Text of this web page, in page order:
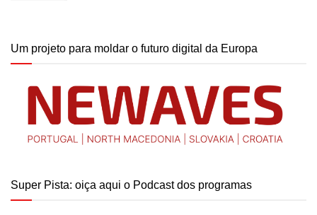
Um projeto para moldar o futuro digital da Europa
Super Pista: oiça aqui o Podcast dos programas